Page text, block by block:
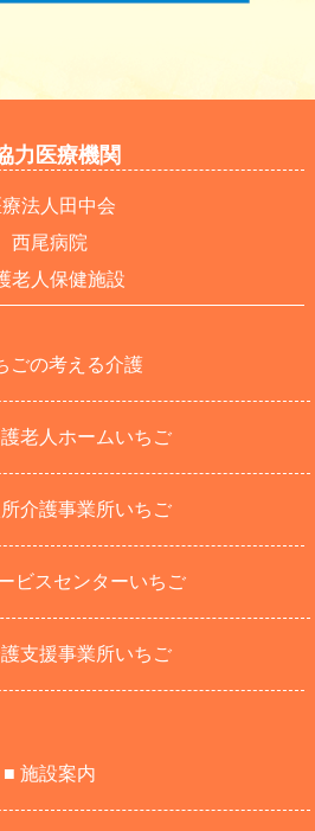
力医療機関
療法人田中会
西尾病院
老人保健施設
ごの考える介護
老人ホームいちご
介護事業所いちご
ビスセンターいちご
支援事業所いちご
■ 施設案内